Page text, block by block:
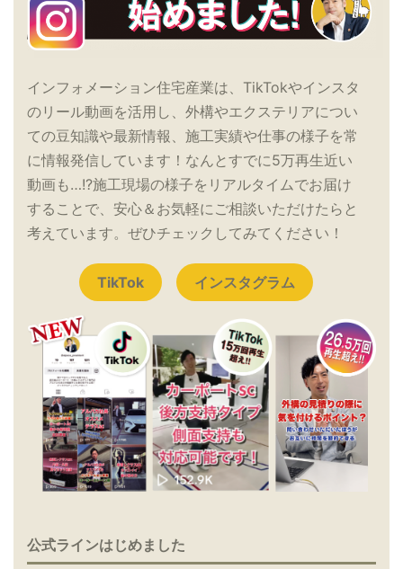
インフォメーション住宅産業は、TikTokやインスタ
のリール動画を活用し、外構やエクステリアについ
ての豆知識や最新情報、施工実績や仕事の様子を常
に情報発信しています！なんとすでに5万再生近い
動画も…!?施工現場の様子をリアルタイムでお届け
することで、安心＆お気軽にご相談いただけたらと
考えています。ぜひチェックしてみてください！
TikTok インスタグラム
公式ラインはじめました